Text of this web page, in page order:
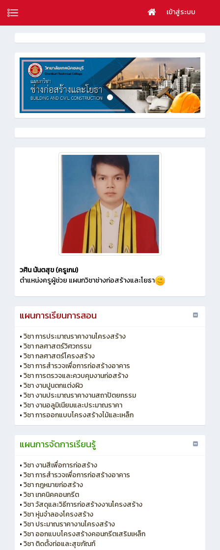
เข้าสู่ระบบ
วศิน นันตสุข (ครูเกม)
ตำแหน่งครูผู้ช่วย แผนกวิชาช่างก่อสร้างและโยธา
แผนการเรียนการสอน
•วิชา การประมาณราคางานโครงสร้าง
•วิชา กลศาสตร์วิศวกรรม
•วิชา กลศาสตร์โครงสร้าง
•วิชา การสำรวจเพื่อการก่อสร้างอาคาร
•วิชา การตรวจและควบคุมงานก่อสร้าง
•วิชา งานปูนตกแต่งผิว
•วิชา งานประมาณราคางานสถาปัตยกรรม
•วิชา งานอลูมิเนียมและประมาณราคา
•วิชา การออกแบบโครงสร้างไม้และเหล็ก
แผนการจัดการเรียนรู้
•วิชา งานสีเพื่อการก่อสร้าง
•วิชา การสำรวจเพื่อการก่อสร้างอาคาร
•วิชา กฎหมายก่อสร้าง
•วิชา เทคนิคคอนกรีต
•วิชา วัสดุและวิธีการก่อสร้างงานโครงสร้าง
•วิชา หุ่นจำลองโครงสร้าง
•วิชา ประมาณราคางานโครงสร้าง
•วิชา ออกแบบโครงสร้างคอนกรีตเสริมเหล็ก
•วิชา ติดตั้งท่อและสุขภัณฑ์